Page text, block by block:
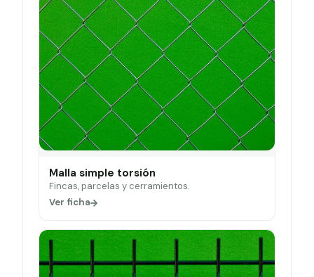
Malla simple torsión
Fincas, parcelas y cerramientos.
Ver ficha